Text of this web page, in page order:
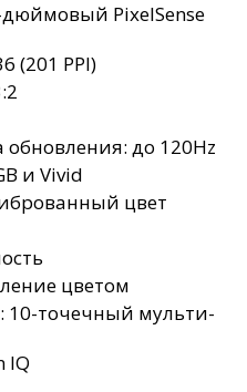
PixelSense
(201 PPI)
до 120Hz
и Vivid
цвет
цветом
10-точечный мульти-
IQ